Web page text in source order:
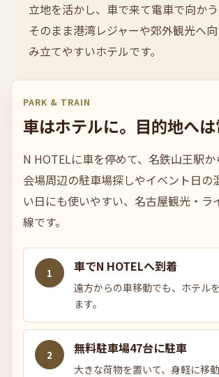
立地を活かし、車で来て電車で向か
そのまま港湾レジャーや郊外観光へ
み立てやすいホテルです。
PARK & TRAIN
車はホテルに。 目的地へは
N HOTELに車を停めて、名鉄山王駅か
会場周辺の駐車場探しやイベント日の
い日にも使いやすい、名古屋観光・ラ
線です。
1 車でN HOTELへ到着
遠方からの車移動でも、ホテル
ます。
2 無料駐車場47台に駐車
大きな荷物を置いて、身軽に移動